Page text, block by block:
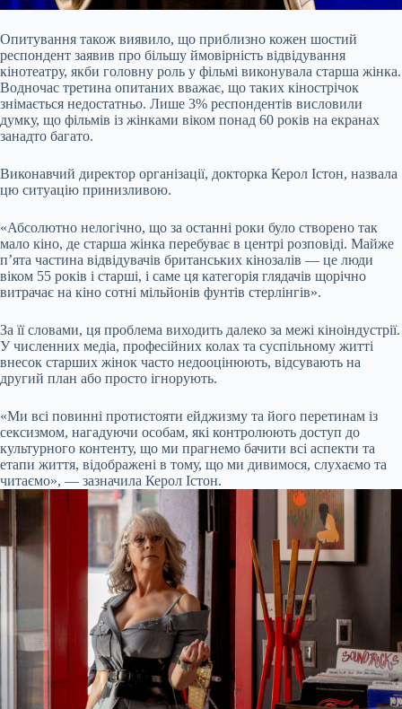
Опитування також виявило, що приблизно кожен шостий
респондент заявив про більшу ймовірність відвідування
кінотеатру, якби головну роль у фільмі виконувала старша жінка.
Водночас третина опитаних вважає, що таких кінострічок
знімається недостатньо. Лише 3% респондентів висловили
думку, що фільмів із жінками віком понад 60 років на екранах
занадто багато.
Виконавчий директор організації, докторка Керол Істон, назвала
цю ситуацію принизливою.
«Абсолютно нелогічно, що за останні роки було створено так
мало кіно, де старша жінка перебуває в центрі розповіді. Майже
п’ята частина відвідувачів британських кінозалів — це люди
віком 55 років і старші, і саме ця категорія глядачів щорічно
витрачає на кіно сотні мільйонів фунтів стерлінгів».
За її словами, ця проблема виходить далеко за межі кіноіндустрії.
У численних медіа, професійних колах та суспільному житті
внесок старших жінок часто недооцінюють, відсувають на
другий план або просто ігнорують.
«Ми всі повинні протистояти ейджизму та його перетинам із
сексизмом, нагадуючи особам, які контролюють доступ до
культурного контенту, що ми прагнемо бачити всі аспекти та
етапи життя, відображені в тому, що ми дивимося, слухаємо та
читаємо», — зазначила Керол Істон.